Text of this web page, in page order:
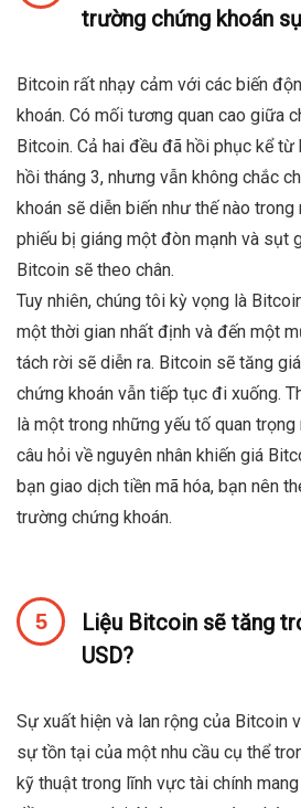
trường chứng khoán
Bitcoin rất nhạy cảm với các biến
khoán. Có mối tương quan cao giữa
Bitcoin. Cả hai đều đã hồi phục kể
hồi tháng 3, nhưng vẫn không chắc
khoán sẽ diễn biến như thế nào
phiếu bị giáng một đòn mạnh và sụt
Bitcoin sẽ theo chân.
Tuy nhiên, chúng tôi kỳ vọng là
một thời gian nhất định và đến một
tách rời sẽ diễn ra. Bitcoin sẽ tăng
chứng khoán vẫn tiếp tục đi xuống.
là một trong những yếu tố quan
câu hỏi về nguyên nhân khiến giá
bạn giao dịch tiền mã hóa, bạn nên
trường chứng khoán.
Liệu Bitcoin sẽ tăng
USD?
Sự xuất hiện và lan rộng của Bitcoin
sự tồn tại của một nhu cầu cụ thể
kỹ thuật trong lĩnh vực tài chính